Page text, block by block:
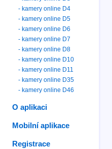
- kamery online D4
- kamery online D5
- kamery online D6
- kamery online D7
- kamery online D8
- kamery online D10
- kamery online D11
- kamery online D35
- kamery online D46
O aplikaci
Mobilní aplikace
Registrace